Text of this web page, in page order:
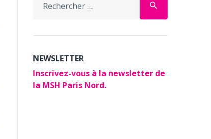
for:
search
NEWSLETTER
Inscrivez-vous à la newsletter de
la MSH Paris Nord.